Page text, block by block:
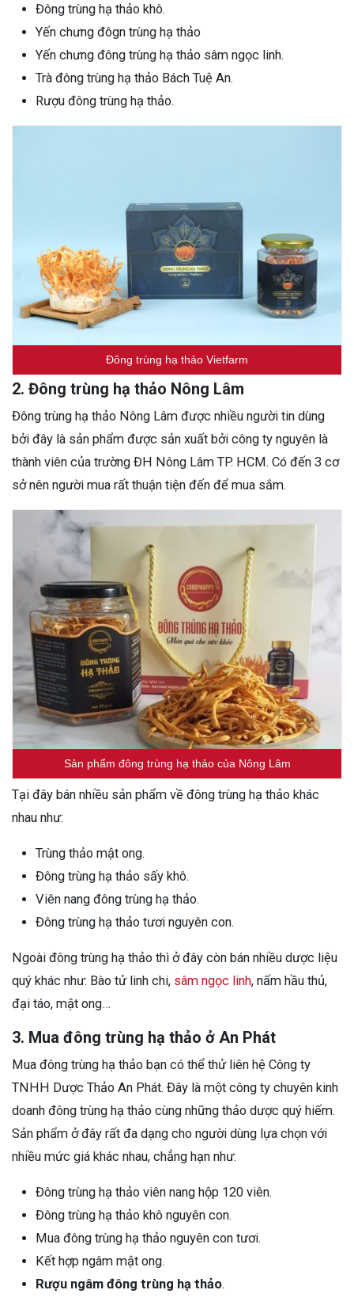
Đông trùng hạ thảo khô.
Yến chưng đôgn trùng hạ thảo
Yến chưng đông trùng hạ thảo sâm ngọc linh.
Trà đông trùng hạ thảo Bách Tuệ An.
Rượu đông trùng hạ thảo.
Đông trùng hạ thảo Vietfarm
2. Đông trùng hạ thảo Nông Lâm
Đông trùng hạ thảo Nông Lâm được nhiều người tin dùng
bởi đây là sản phẩm được sản xuất bởi công ty nguyên là
thành viên của trường ĐH Nông Lâm TP. HCM. Có đến 3 cơ
sở nên người mua rất thuận tiện đến để mua sắm.
Sản phẩm đông trùng hạ thảo của Nông Lâm
Tại đây bán nhiều sản phẩm về đông trùng hạ thảo khác
nhau như:
Trùng thảo mật ong.
Đông trùng hạ thảo sấy khô.
Viên nang đông trùng hạ thảo.
Đông trùng hạ thảo tươi nguyên con.
Ngoài đông trùng hạ thảo thì ở đây còn bán nhiều dược liệu
quý khác như: Bào tử linh chi, sâm ngọc linh, nấm hầu thủ,
đại táo, mật ong…
3. Mua đông trùng hạ thảo ở An Phát
Mua đông trùng hạ thảo bạn có thể thử liên hệ Công ty
TNHH Dược Thảo An Phát. Đây là một công ty chuyên kinh
doanh đông trùng hạ thảo cùng những thảo dược quý hiếm.
Sản phẩm ở đây rất đa dạng cho người dùng lựa chọn với
nhiều mức giá khác nhau, chẳng hạn như:
Đông trùng hạ thảo viên nang hộp 120 viên.
Đông trùng hạ thảo khô nguyên con.
Mua đông trùng hạ thảo nguyên con tươi.
Kết hợp ngâm mật ong.
Rượu ngâm đông trùng hạ thảo.